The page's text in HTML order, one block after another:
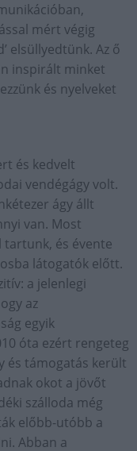
mért végig
elsüllyedtünk. Az ő
inspirált minket
és nyelveket
és kedvelt
vendégágy volt.
ágy állt
van. Most
tartunk, és évente
látogatók előtt.
a jelenlegi
az
egyik
óta ezért rengeteg
és támogatás került
okot a jövőt
szálloda még
előbb-utóbb a
Abban a